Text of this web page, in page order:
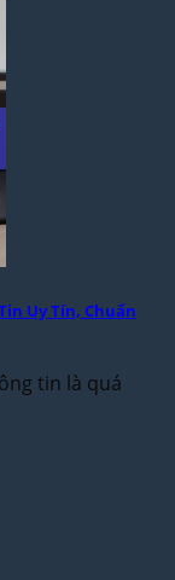
Uy Tín, Chuẩn
tin là quá